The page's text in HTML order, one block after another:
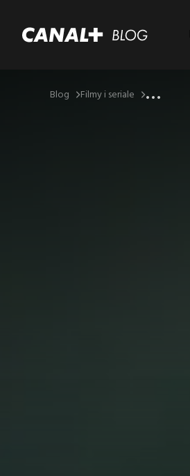
Blog Filmy i seriale ...